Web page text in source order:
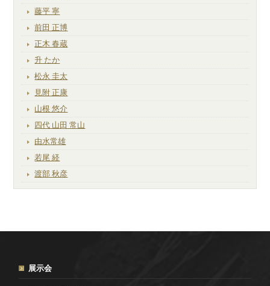
藤平 寧
前田 正博
正木 春蔵
升 たか
松永 圭太
見附 正康
山根 悠介
四代 山田 常山
由水常雄
若尾 経
渡部 秋彦
展示会